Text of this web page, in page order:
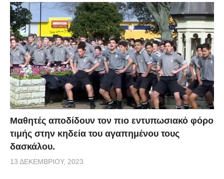
Μαθητές αποδίδουν τον πιο εντυπωσιακό φόρο
τιμής στην κηδεία του αγαπημένου τους
δασκάλου.
13 ΔΕΚΕΜΒΡΊΟΥ, 2023